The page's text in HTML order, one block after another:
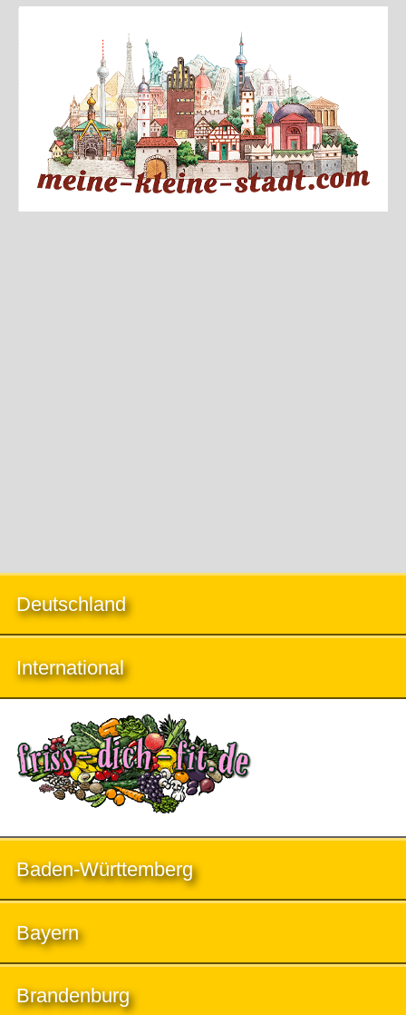
Deutschland
International
Baden-Württemberg
Bayern
Brandenburg